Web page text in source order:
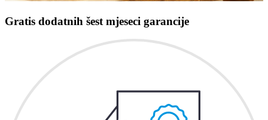
Gratis dodatnih šest mjeseci garancije